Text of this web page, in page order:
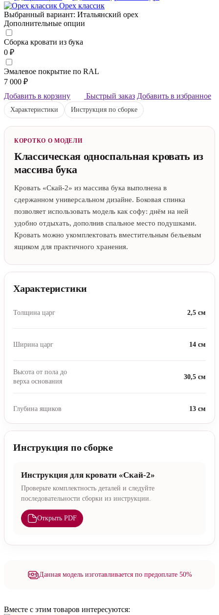
Орех классик
Выбранный вариант: Итальянский орех
Дополнительные опции
Сборка кровати из бука
0 ₽
Эмалевое покрытие по RAL
7 000 ₽
Добавить в корзину
Быстрый заказ Добавить в избранное
Характеристики Инструкция по сборке
КОРОТКО О МОДЕЛИ
Классическая односпальная кровать из
массива бука
Кровать «Скай-2» из массива бука выполнена в
сдержанном универсальном дизайне. Боковая спинка
позволяет использовать модель как софу: днём на ней
удобно отдыхать, дополнив спальное место подушками.
Кровать можно укомплектовать вместительным бельевым
ящиком для практичного хранения.
Характеристики
Толщина царг 2,5 см
Ширина царг 14 см
Высота от пола до
верха основания
30,5 см
Глубина ящиков 13 см
Инструкция по сборке
Инструкция для кровати «Скай-2»
Проверьте комплектность деталей и следуйте
последовательности сборки из инструкции.
Открыть PDF
Данная модель изготавливается по предоплате 50%
Вместе с этим товаров интересуются: